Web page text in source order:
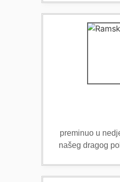
preminuo u
našeg dragog